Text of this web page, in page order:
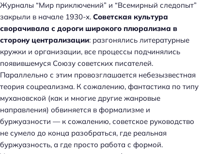
Журналы “Мир приключений” и “Всемирный следопыт”
закрыли в начале 1930-х. Советская культура
сворачивала с дороги широкого плюрализма в
сторону централизации: разгонялись литературные
кружки и организации, все процессы подчинялись
появившемуся Союзу советских писателей.
Параллельно с этим провозглашается небезызвестная
теория соцреализма. К сожалению, фантастика по типу
мухановской (как и многие другие жанровые
направления) обвиняется в формализме и
буржуазности — к сожалению, советское руководство
не сумело до конца разобраться, где реальная
буржуазность, а где просто работа с формой.